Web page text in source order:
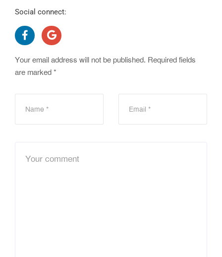
Social connect:
Your email address will not be published. Required fields
are marked *